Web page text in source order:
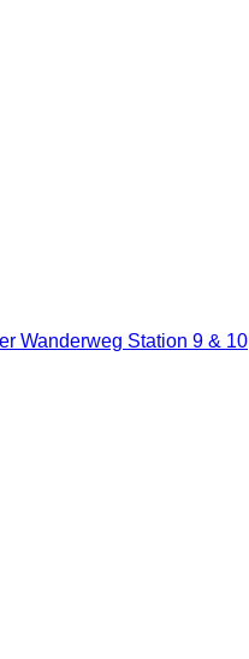
Wanderweg Station 9 & 10